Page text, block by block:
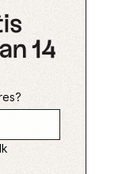
14